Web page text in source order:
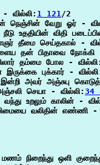
- வில்லி: 1 121/2
நெஞ்சின் வேறு ஓர் -
உததியின் விதி
தீமை செய்தகால் -
தன் பிதாவை நோக்கி
தம்மை போல - வில்லி:
புக்கார் -
அவர் அஞ்சுபு
செயா - வில்லி: 34
உறலும் காலின் -
வலிதின் எண்ணி -
மணம் நிறைந்து ஒளி